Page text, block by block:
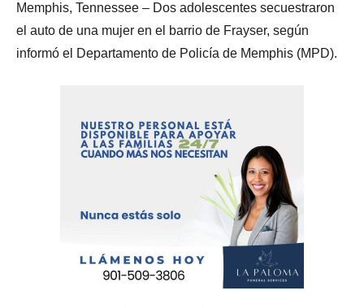
Memphis, Tennessee – Dos adolescentes secuestraron
el auto de una mujer en el barrio de Frayser, según
informó el Departamento de Policía de Memphis (MPD).